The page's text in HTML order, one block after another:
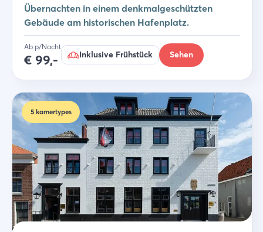
Übernachten in einem denkmalgeschützten
Gebäude am historischen Hafenplatz.
Ab p/Nacht
€ 99,- Inklusive Frühstück Sehen
5 kamertypes